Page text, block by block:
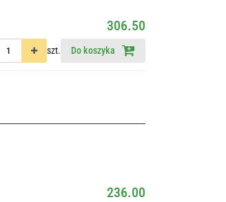
306.50
szt. Do koszyka
236.00